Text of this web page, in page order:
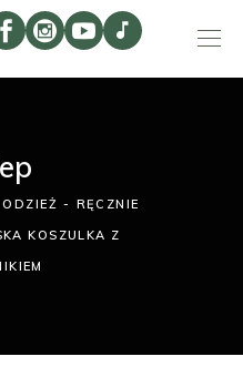
ODZIEŻ
RĘCZNIE
KOSZULKA Z